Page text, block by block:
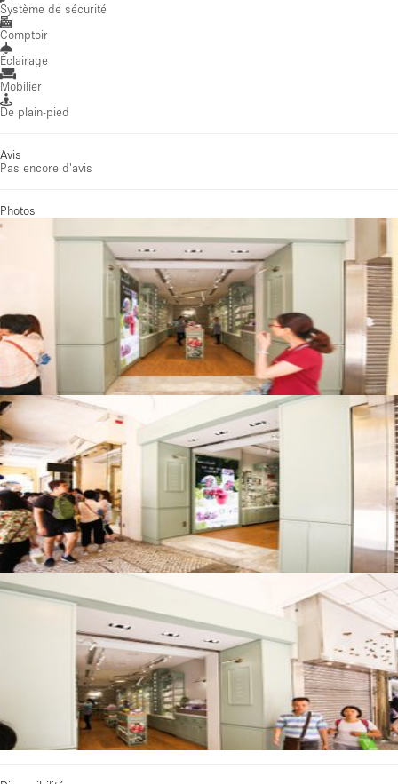
Système de sécurité
Comptoir
Éclairage
Mobilier
De plain-pied
Avis
Pas encore d'avis
Photos